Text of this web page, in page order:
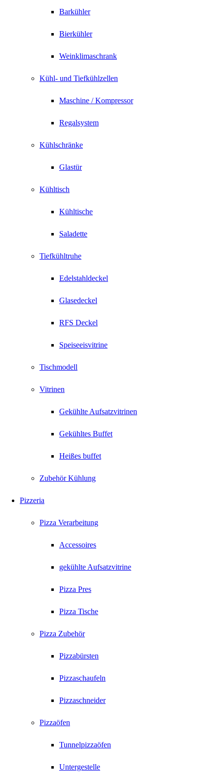
Barkühler
Bierkühler
Weinklimaschrank
Kühl- und Tiefkühlzellen
Maschine / Kompressor
Regalsystem
Kühlschränke
Glastür
Kühltisch
Kühltische
Saladette
Tiefkühltruhe
Edelstahldeckel
Glasedeckel
RFS Deckel
Speiseeisvitrine
Tischmodell
Vitrinen
Gekühlte Aufsatzvitrinen
Gekühltes Buffet
Heißes buffet
Zubehör Kühlung
Pizzeria
Pizza Verarbeitung
Accessoires
gekühlte Aufsatzvitrine
Pizza Pres
Pizza Tische
Pizza Zubehör
Pizzabürsten
Pizzaschaufeln
Pizzaschneider
Pizzaöfen
Tunnelpizzaöfen
Untergestelle